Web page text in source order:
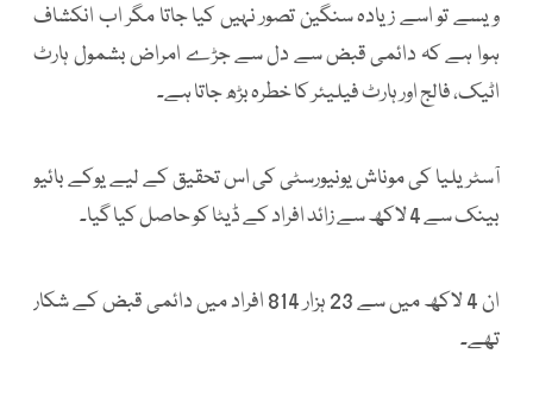
ویسے تو اسے زیادہ سنگین تصور نہیں کیا جاتا مگر اب انکشاف
ہوا ہے کہ دائمی قبض سے دل سے جڑے امراض بشمول ہارٹ
اٹیک، فالج اور ہارٹ فیلیئر کا خطرہ بڑھ جاتا ہے۔
آسٹریلیا کی موناش یونیورسٹی کی اس تحقیق کے لیے یوکے بائیو
بینک سے 4 لاکھ سے زائد افراد کے ڈیٹا کو حاصل کیا گیا۔
ان 4 لاکھ میں سے 23 ہزار 814 افراد میں دائمی قبض کے شکار
تھے۔